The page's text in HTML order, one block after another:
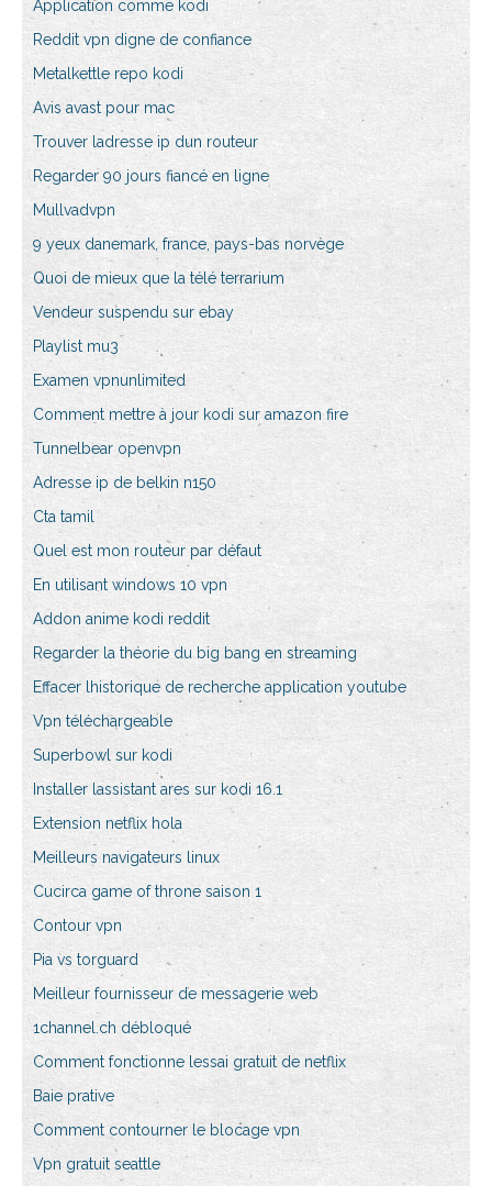
Application comme kodi
Reddit vpn digne de confiance
Metalkettle repo kodi
Avis avast pour mac
Trouver ladresse ip dun routeur
Regarder 90 jours fiancé en ligne
Mullvadvpn
9 yeux danemark, france, pays-bas norvège
Quoi de mieux que la télé terrarium
Vendeur suspendu sur ebay
Playlist mu3
Examen vpnunlimited
Comment mettre à jour kodi sur amazon fire
Tunnelbear openvpn
Adresse ip de belkin n150
Cta tamil
Quel est mon routeur par défaut
En utilisant windows 10 vpn
Addon anime kodi reddit
Regarder la théorie du big bang en streaming
Effacer lhistorique de recherche application youtube
Vpn téléchargeable
Superbowl sur kodi
Installer lassistant ares sur kodi 16.1
Extension netflix hola
Meilleurs navigateurs linux
Cucirca game of throne saison 1
Contour vpn
Pia vs torguard
Meilleur fournisseur de messagerie web
1channel.ch débloqué
Comment fonctionne lessai gratuit de netflix
Baie prative
Comment contourner le blocage vpn
Vpn gratuit seattle